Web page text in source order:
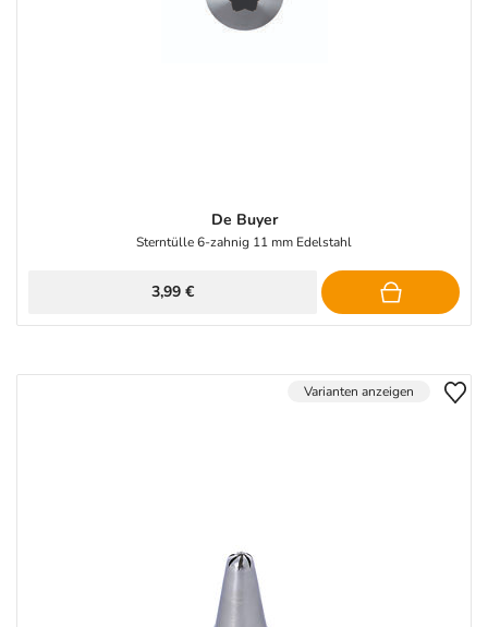
De Buyer
Sterntülle 6-zahnig 11 mm Edelstahl
3,99 €
Varianten anzeigen